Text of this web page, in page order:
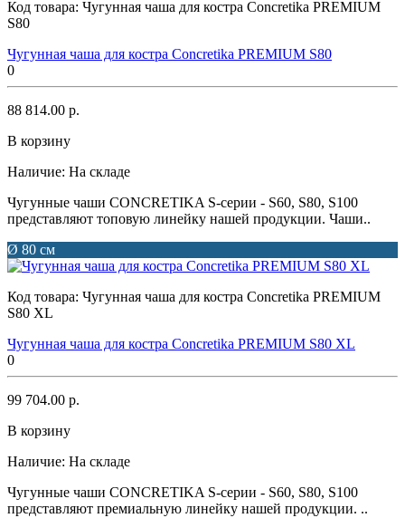
Код товара: Чугунная чаша для костра Concretika PREMIUM
S80
Чугунная чаша для костра Concretika PREMIUM S80
0
88 814.00 р.
В корзину
Наличие: На складе
Чугунные чаши CONCRETIKA S-серии - S60, S80, S100
представляют топовую линейку нашей продукции. Чаши..
Ø 80 см
Код товара: Чугунная чаша для костра Concretika PREMIUM
S80 XL
Чугунная чаша для костра Concretika PREMIUM S80 XL
0
99 704.00 р.
В корзину
Наличие: На складе
Чугунные чаши CONCRETIKA S-серии - S60, S80, S100
представляют премиальную линейку нашей продукции. ..